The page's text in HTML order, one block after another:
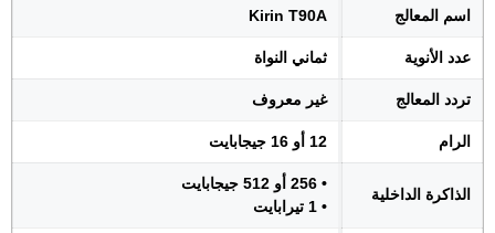
اسم المعالج Kirin T90A
عدد الأنوية ثماني النواة
تردد المعالج غير معروف
الرام 12 أو 16 جيجابايت
الذاكرة الداخلية
• 256 أو 512 جيجابايت
• 1 تيرابايت